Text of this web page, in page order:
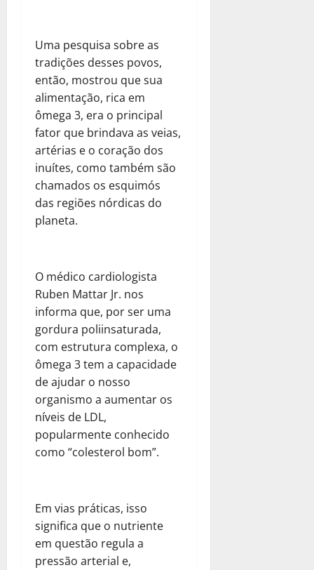
Uma pesquisa sobre as
tradições desses povos,
então, mostrou que sua
alimentação, rica em
ômega 3, era o principal
fator que brindava as veias,
artérias e o coração dos
inuítes, como também são
chamados os esquimós
das regiões nórdicas do
planeta.
O médico cardiologista
Ruben Mattar Jr. nos
informa que, por ser uma
gordura poliinsaturada,
com estrutura complexa, o
ômega 3 tem a capacidade
de ajudar o nosso
organismo a aumentar os
níveis de LDL,
popularmente conhecido
como “colesterol bom”.
Em vias práticas, isso
significa que o nutriente
em questão regula a
pressão arterial e,